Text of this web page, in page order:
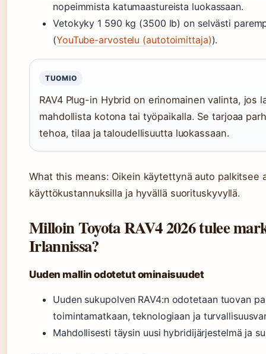
nopeimmista katumaastureista luokassaan.
Vetokyky 1 590 kg (3500 lb) on selvästi
(YouTube-arvostelu (autotoimittaja)).
TUOMIO
RAV4 Plug-in Hybrid on erinomainen valinta, jos
mahdollista kotona tai työpaikalla. Se tarjoaa
tehoa, tilaa ja taloudellisuutta luokassaan.
What this means: Oikein käytettynä auto palkitsee
käyttökustannuksilla ja hyvällä suorituskyvyllä.
Milloin Toyota RAV4 2026 tulee
Irlannissa?
Uuden mallin odotetut ominaisuudet
Uuden sukupolven RAV4:n odotetaan tuovan
toimintamatkaan, teknologiaan ja
Mahdollisesti täysin uusi hybridijärjestelmä ja